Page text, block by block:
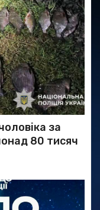
за
80 тисяч